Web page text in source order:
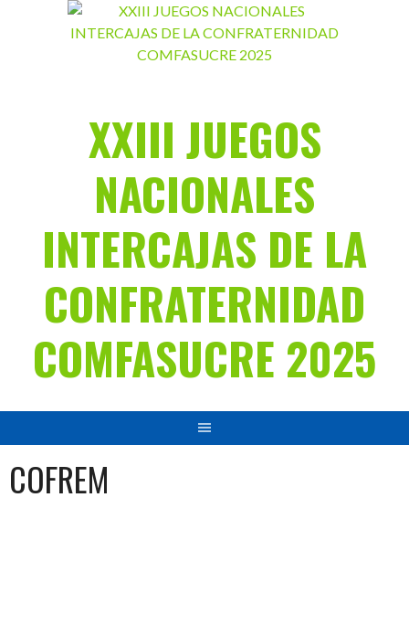
XXIII JUEGOS
NACIONALES
INTERCAJAS DE LA
CONFRATERNIDAD
COMFASUCRE 2025
COFREM